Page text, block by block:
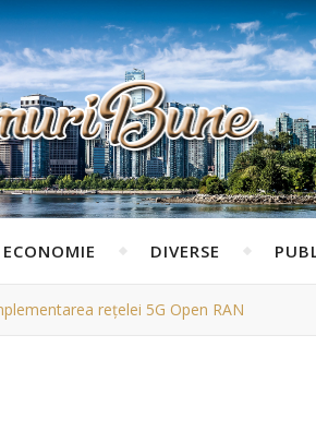
ECONOMIE DIVERSE
rețelei 5G Open RAN